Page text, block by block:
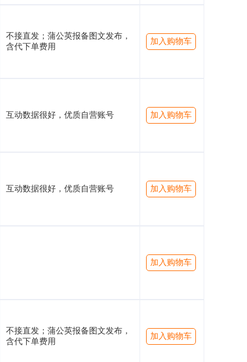
不接直发；蒲公英报备图文发布，
含代下单费用
加入购物车
互动数据很好，优质自营账号 加入购物车
互动数据很好，优质自营账号 加入购物车
加入购物车
不接直发；蒲公英报备图文发布，
含代下单费用
加入购物车